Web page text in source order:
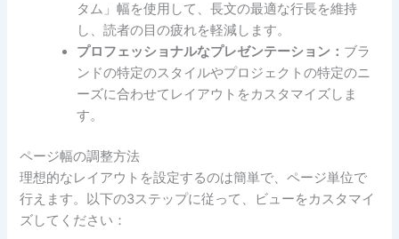
タム」幅を使用して、長文の最適な行長を維持
し、読者の目の疲れを軽減します。
プロフェッショナルなプレゼンテーション： ブラ
ンドの特定のスタイルやプロジェクトの特定のニ
ーズに合わせてレイアウトをカスタマイズしま
す。
ページ幅の調整方法
理想的なレイアウトを設定するのは簡単で、ページ単位で
行えます。以下の3ステップに従って、ビューをカスタマイ
ズしてください：